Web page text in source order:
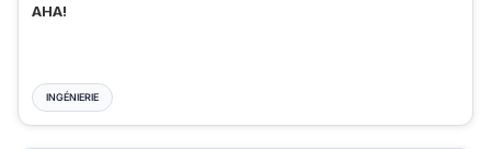
AHA!
INGÉNIERIE